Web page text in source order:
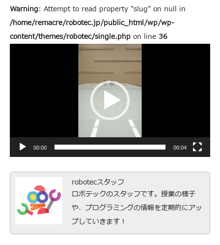
Warning: Attempt to read property "slug" on null in
/home/remacre/robotec.jp/public_html/wp/wp-
content/themes/robotec/single.php on line 36
00:00 00:04
robotecスタッフ
ロボテックのスタッフです。授業の様子
や、プログラミングの情報を定期的にアッ
プしていきます！